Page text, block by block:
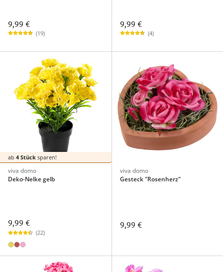
9,99 €
(19)
9,99 €
(4)
ab 4 Stück sparen!
viva domo
Deko-Nelke gelb
9,99 €
(22)
viva domo
Gesteck "Rosenherz"
9,99 €